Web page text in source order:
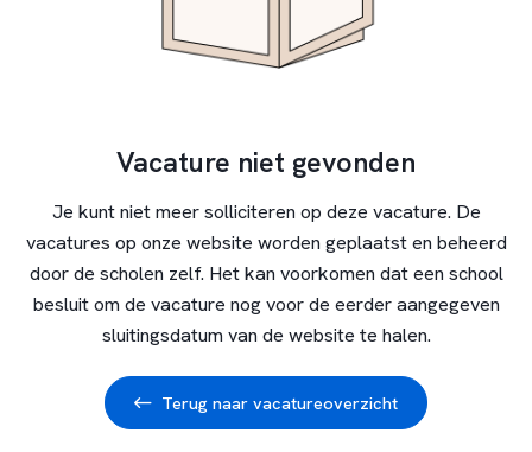
Vacature niet gevonden
Je kunt niet meer solliciteren op deze vacature. De
vacatures op onze website worden geplaatst en beheerd
door de scholen zelf. Het kan voorkomen dat een school
besluit om de vacature nog voor de eerder aangegeven
sluitingsdatum van de website te halen.
Terug naar vacatureoverzicht